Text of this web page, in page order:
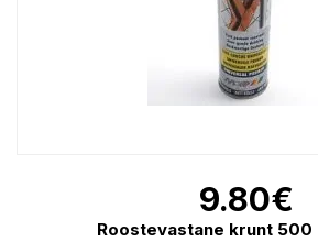
9.80€
Roostevastane krunt 500